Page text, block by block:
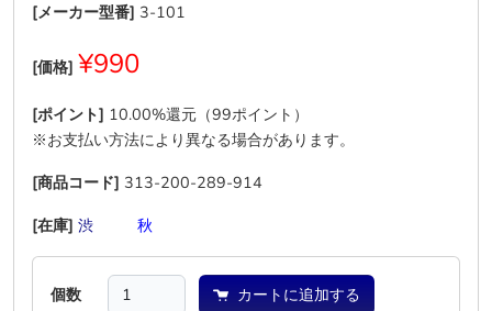
[メーカー型番] 3-101
[価格] ¥990
[ポイント] 10.00%還元（99ポイント）
※お支払い方法により異なる場合があります。
[商品コード] 313-200-289-914
[在庫] 渋 秋
個数 カートに追加する